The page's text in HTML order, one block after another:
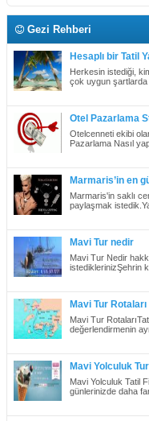
Gezi Rehberi
Hesaplı bir Tatil
Herkesin istediği,
çok uygun şartlarda
Otel Pazarlama
Otelcenneti ekibi
Pazarlama Nasıl
Marmaris’in en
Marmaris'in saklı
paylaşmak
Mavi Tur nedir
Mavi Tur Nedir
istediklerinizŞehrin
Mavi Tur Rotaları
Mavi Tur
değerlendirmenin
Mavi Yolculuk
Mavi Yolculuk Tatil
günlerinizde daha